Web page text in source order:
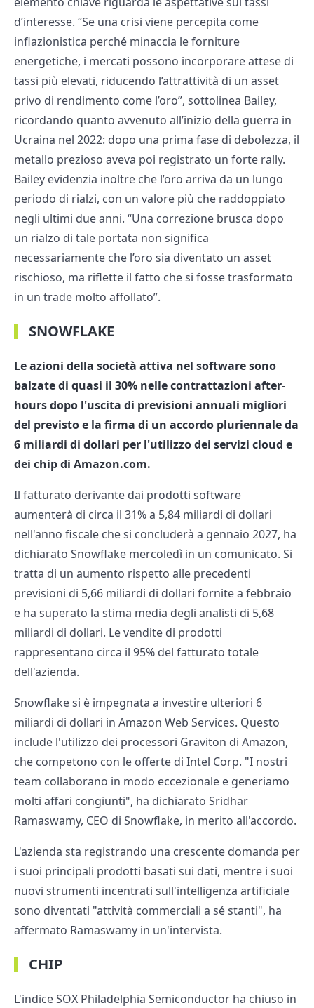
d’interesse. “Se una crisi viene percepita come
inflazionistica perché minaccia le forniture
energetiche, i mercati possono incorporare attese di
tassi più elevati, riducendo l’attrattività di un asset
privo di rendimento come l’oro”, sottolinea Bailey,
ricordando quanto avvenuto all’inizio della guerra in
Ucraina nel 2022: dopo una prima fase di debolezza, il
metallo prezioso aveva poi registrato un forte rally.
Bailey evidenzia inoltre che l’oro arriva da un lungo
periodo di rialzi, con un valore più che raddoppiato
negli ultimi due anni. “Una correzione brusca dopo
un rialzo di tale portata non significa
necessariamente che l’oro sia diventato un asset
rischioso, ma riflette il fatto che si fosse trasformato
in un trade molto affollato”.
SNOWFLAKE
Le azioni della società attiva nel software sono
balzate di quasi il 30% nelle contrattazioni after-
hours dopo l'uscita di previsioni annuali migliori
del previsto e la firma di un accordo pluriennale da
6 miliardi di dollari per l'utilizzo dei servizi cloud e
dei chip di Amazon.com.
Il fatturato derivante dai prodotti software
aumenterà di circa il 31% a 5,84 miliardi di dollari
nell'anno fiscale che si concluderà a gennaio 2027, ha
dichiarato Snowflake mercoledì in un comunicato. Si
tratta di un aumento rispetto alle precedenti
previsioni di 5,66 miliardi di dollari fornite a febbraio
e ha superato la stima media degli analisti di 5,68
miliardi di dollari. Le vendite di prodotti
rappresentano circa il 95% del fatturato totale
dell'azienda.
Snowflake si è impegnata a investire ulteriori 6
miliardi di dollari in Amazon Web Services. Questo
include l'utilizzo dei processori Graviton di Amazon,
che competono con le offerte di Intel Corp. "I nostri
team collaborano in modo eccezionale e generiamo
molti affari congiunti", ha dichiarato Sridhar
Ramaswamy, CEO di Snowflake, in merito all'accordo.
L'azienda sta registrando una crescente domanda per
i suoi principali prodotti basati sui dati, mentre i suoi
nuovi strumenti incentrati sull'intelligenza artificiale
sono diventati "attività commerciali a sé stanti", ha
affermato Ramaswamy in un'intervista.
CHIP
L'indice SOX Philadelphia Semiconductor ha chiuso in